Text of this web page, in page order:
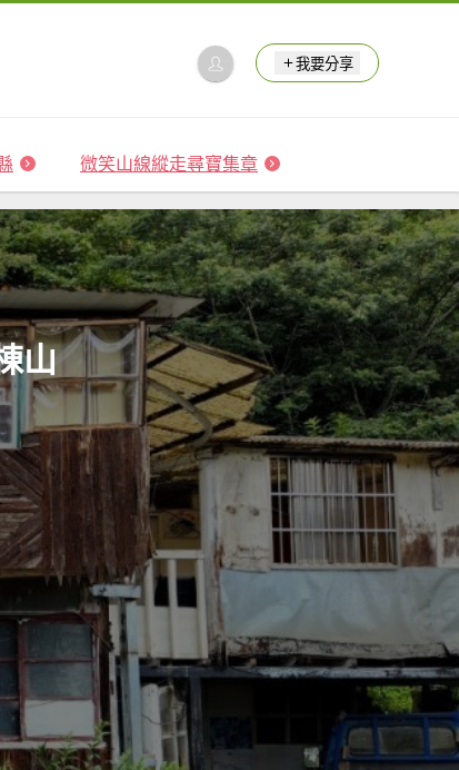
我要分享
微笑山線縱走尋寶集章
山